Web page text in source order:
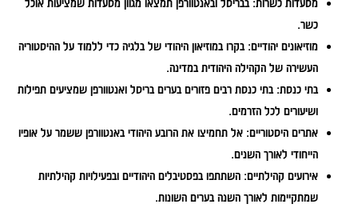
מסעדות כשרות: בבריסל ובאנטוורפן תמצאו מגוון מסעדות שמציעות אוכל
כשר.
מוזיאונים יהודיים: בקרו במוזיאון היהודי של בלגיה כדי ללמוד על ההיסטוריה
העשירה של הקהילה היהודית במדינה.
בתי כנסת: בתי כנסת רבים פזורים בערים בריסל ואנטוורפן שמציעים תפילות
ושיעורים לכל הזרמים.
אתרים היסטוריים: אל תחמיצו את הרובע היהודי באנטוורפן ששמר על אופיו
הייחודי לאורך השנים.
אירועים קהילתיים: השתתפו בפסטיבלים היהודיים ובפעילויות קהילתיות
שמתקיימות לאורך השנה בערים השונות.